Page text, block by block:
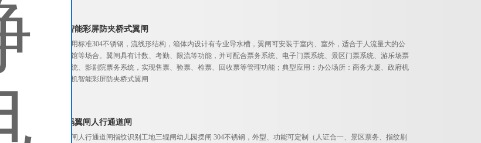
网上购票通道闸机智能彩屏防夹桥式翼闸
智能翼闸，箱体材质采用标准304不锈钢，流线形结构，箱体内设计有专业导水槽，翼闸可安装于室内、室外，适合于人流量大的公
园、车站、展馆、体育馆等场合。翼闸具有计数、考勤、限流等功能，并可配合票务系统、电子门票系统、景区门票系统、游乐场票
务系统、体育馆票务系统、影剧院票务系统，实现售票、验票、检票、回收票等管理功能；典型应用：办公场所：商务大厦、政府机
关等，网上购票通道闸机智能彩屏防夹桥式翼闸
景区票务检票二维码翼闸人行通道闸
景区票务检票二维码翼闸人行通道闸指纹识别工地三辊闸幼儿园摆闸 304不锈钢，外型、功能可定制（人证合一、景区票务、指纹刷